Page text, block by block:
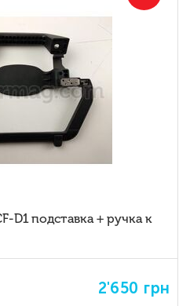
D1 подставка + ручка к
2'650 грн